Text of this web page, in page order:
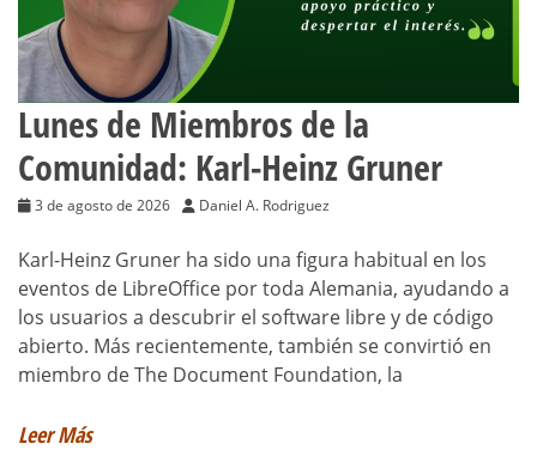
Lunes de Miembros de la
Comunidad: Karl-Heinz Gruner
3 de agosto de 2026 Daniel A. Rodriguez
Karl-Heinz Gruner ha sido una figura habitual en los
eventos de LibreOffice por toda Alemania, ayudando a
los usuarios a descubrir el software libre y de código
abierto. Más recientemente, también se convirtió en
miembro de The Document Foundation, la
Leer Más